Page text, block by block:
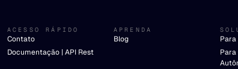
ACESSO RÁPIDO
Contato
Documentação | API Rest
APRENDA
Blog